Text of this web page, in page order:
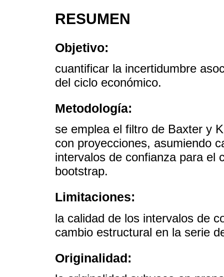
RESUMEN
Objetivo:
cuantificar la incertidumbre
del ciclo económico.
Metodología:
se emplea el filtro de Baxter y
con proyecciones, asumiendo
intervalos de confianza para el
bootstrap.
Limitaciones:
la calidad de los intervalos de
cambio estructural en la serie
Originalidad: